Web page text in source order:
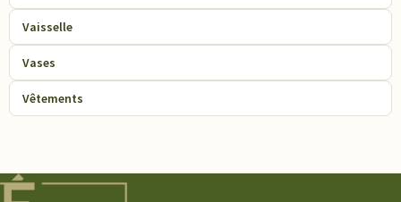
Vaisselle
Vases
Vêtements